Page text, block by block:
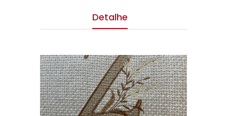
Detalhe